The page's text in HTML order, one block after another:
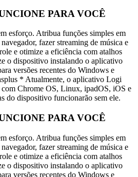
PARA VOCÊ
esforço. Atribua funções simples em
fazer streaming de música e
e otimize a eficiência com atalhos
o dispositivo instalando o aplicativo
versões recentes do Windows e
* Atualmente, o aplicativo Logi
Chrome OS, Linux, ipadOS, iOS e
do dispositivo funcionarão sem ele.
PARA VOCÊ
esforço. Atribua funções simples em
fazer streaming de música e
e otimize a eficiência com atalhos
o dispositivo instalando o aplicativo
versões recentes do Windows e